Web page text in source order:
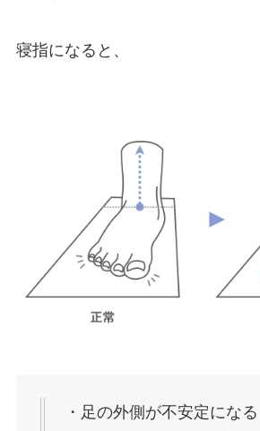
寝指になると、
・足の外側が不安定になる